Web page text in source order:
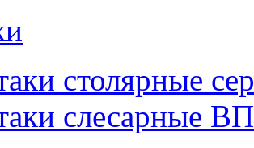
столярные
слесарные ВП